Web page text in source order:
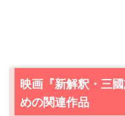
映画『新解釈・三
めの関連作品